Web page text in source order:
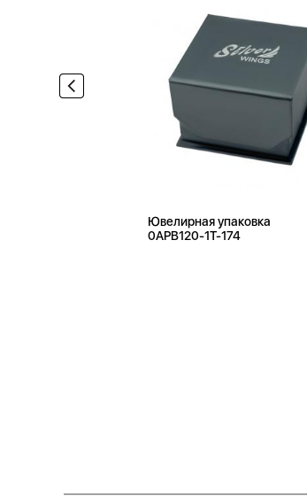
Ювелирная упаковка
0APB120-1T-174